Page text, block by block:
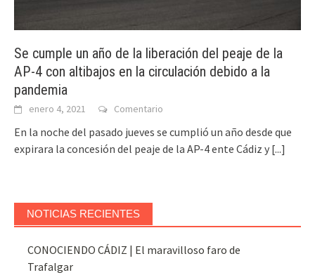
Se cumple un año de la liberación del peaje de la
AP-4 con altibajos en la circulación debido a la
pandemia
enero 4, 2021 Comentario
En la noche del pasado jueves se cumplió un año desde que
expirara la concesión del peaje de la AP-4 ente Cádiz y [...]
NOTICIAS RECIENTES
CONOCIENDO CÁDIZ | El maravilloso faro de
Trafalgar